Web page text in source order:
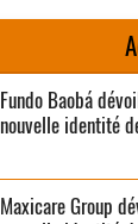
Fundo Baobá
nouvelle identité
Maxicare Group